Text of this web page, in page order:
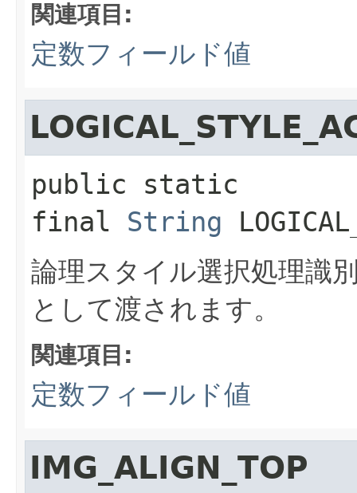
関連項目:
定数フィールド値
public static
final String
論理スタイル選択処理識
として渡されます。
関連項目:
定数フィールド値
IMG_ALIGN_TOP